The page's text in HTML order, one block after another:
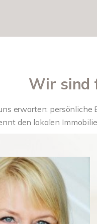
Wir sind
erwarten: persönliche
den lokalen